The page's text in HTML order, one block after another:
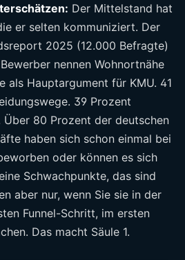
Der Mittelstand hat
er selten kommuniziert. Der
2025 (12.000 Befragte)
nennen Wohnortnähe
als Hauptargument für KMU. 41
39 Prozent
80 Prozent der deutschen
haben sich schon einmal bei
oder können es sich
Schwachpunkte, das sind
aber nur, wenn Sie sie in der
Funnel-Schritt, im ersten
Das macht Säule 1.